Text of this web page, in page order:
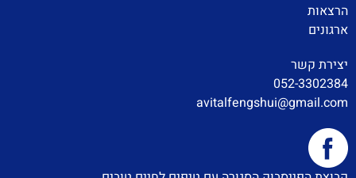
הרצאות
ארגונים
יצירת קשר
052-3302384
avitalfengshui@gmail.com